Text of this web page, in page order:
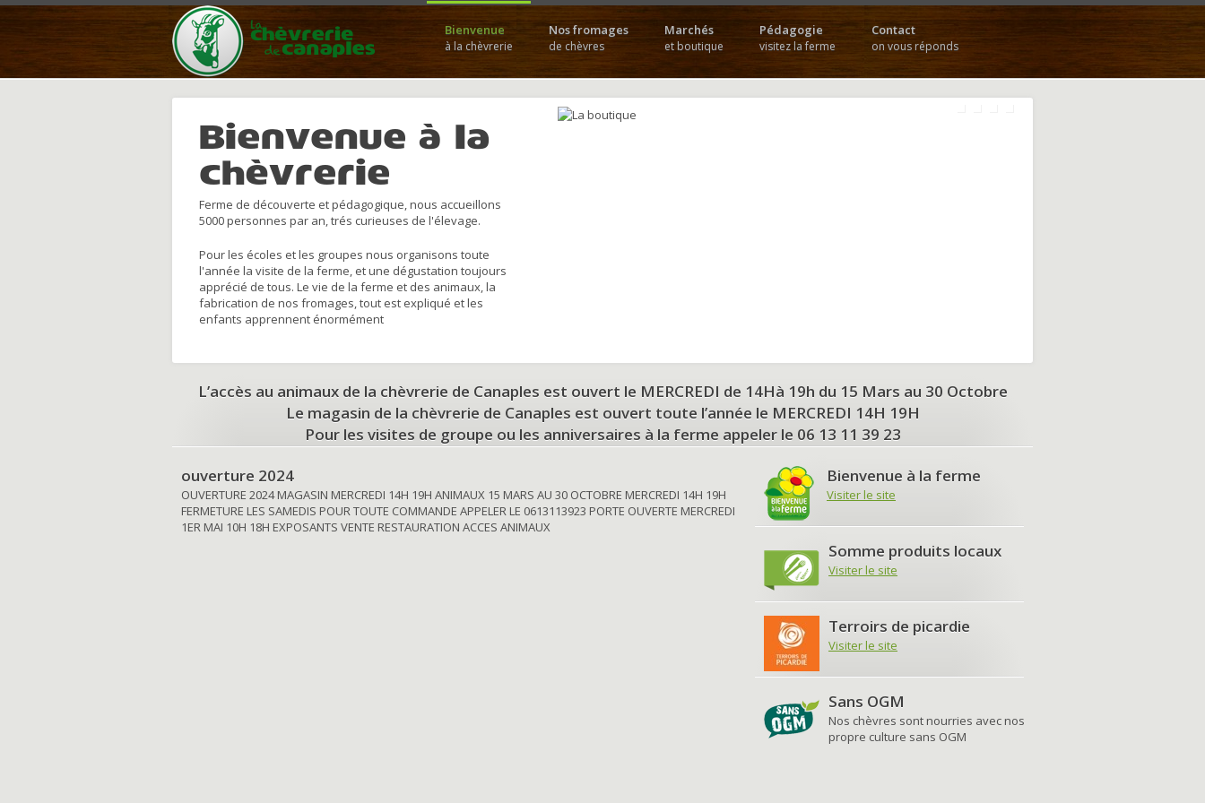
Bienvenue
à la chèvrerie
Nos fromages
de chèvres
Marchés
et boutique
Pédagogie
visitez la ferme
Contact
on vous réponds
Bienvenue à la
chèvrerie
Ferme de découverte et pédagogique, nous accueillons
5000 personnes par an, trés curieuses de l'élevage.
Pour les écoles et les groupes nous organisons toute
l'année la visite de la ferme, et une dégustation toujours
apprécié de tous. Le vie de la ferme et des animaux, la
fabrication de nos fromages, tout est expliqué et les
enfants apprennent énormément
L’accès au animaux de la chèvrerie de Canaples est ouvert le MERCREDI de 14Hà 19h du 15 Mars au 30 Octobre
Le magasin de la chèvrerie de Canaples est ouvert toute l’année le MERCREDI 14H 19H
Pour les visites de groupe ou les anniversaires à la ferme appeler le 06 13 11 39 23
ouverture 2024
OUVERTURE 2024 MAGASIN MERCREDI 14H 19H ANIMAUX 15 MARS AU 30 OCTOBRE MERCREDI 14H 19H
FERMETURE LES SAMEDIS POUR TOUTE COMMANDE APPELER LE 0613113923 PORTE OUVERTE MERCREDI
1ER MAI 10H 18H EXPOSANTS VENTE RESTAURATION ACCES ANIMAUX
Bienvenue à la ferme
Visiter le site
Somme produits locaux
Visiter le site
Terroirs de picardie
Visiter le site
Sans OGM
Nos chèvres sont nourries avec nos
propre culture sans OGM